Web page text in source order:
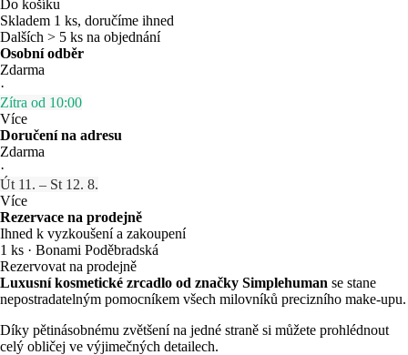
Do košíku
Skladem 1 ks, doručíme ihned
Dalších > 5 ks na objednání
Osobní odběr
Zdarma
·
Zítra od 10:00
Více
Doručení na adresu
Zdarma
·
Út 11. – St 12. 8.
Více
Rezervace na prodejně
Ihned k vyzkoušení a zakoupení
1 ks · Bonami Poděbradská
Rezervovat na prodejně
Luxusní kosmetické zrcadlo od značky Simplehuman se stane
nepostradatelným pomocníkem všech milovníků precizního make-upu.
Díky pětinásobnému zvětšení na jedné straně si můžete prohlédnout
celý obličej ve výjimečných detailech.